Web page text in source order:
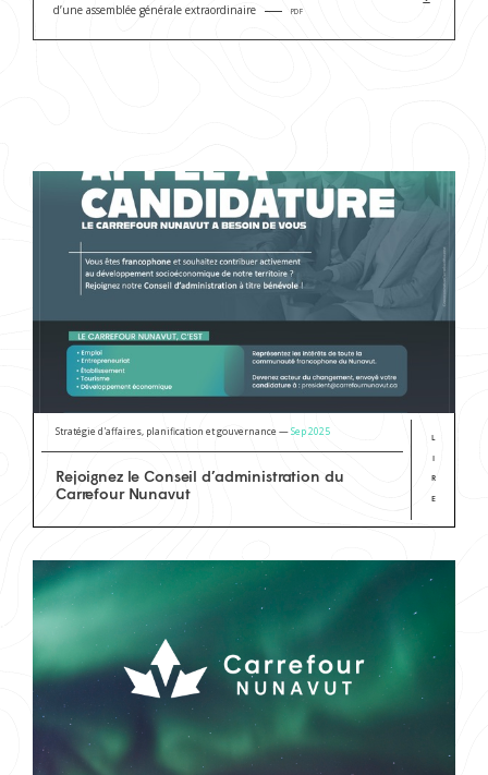
d’une assemblée générale extraordinaire
PDF
Stratégie d'affaires, planification et gouvernance —Sep 2025
Rejoignez le Conseil d’administration du
Carrefour Nunavut
L
R
E